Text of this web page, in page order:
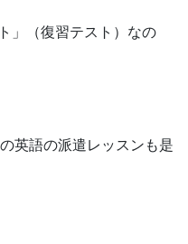
」（復習テスト）なの
英語の派遣レッスンも是